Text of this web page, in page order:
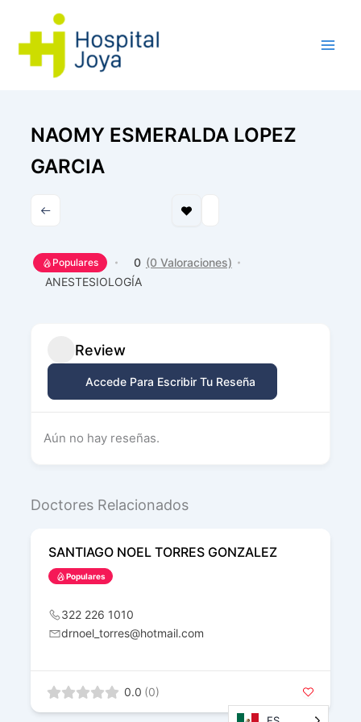
contenido
NAOMY ESMERALDA LOPEZ
GARCIA
Populares 0 (0 Valoraciones)
ANESTESIOLOGÍA
Review
Accede Para Escribir Tu Reseña
Aún no hay reseñas.
Doctores Relacionados
SANTIAGO NOEL TORRES GONZALEZ
Populares
322 226 1010
drnoel_torres@hotmail.com
0.0 (0)